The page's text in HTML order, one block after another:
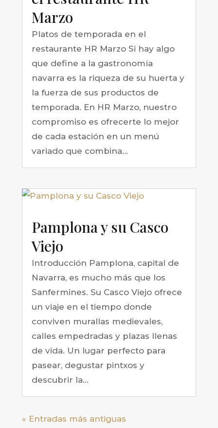
Marzo
Platos de temporada en el
restaurante HR Marzo Si hay algo
que define a la gastronomía
navarra es la riqueza de su huerta y
la fuerza de sus productos de
temporada. En HR Marzo, nuestro
compromiso es ofrecerte lo mejor
de cada estación en un menú
variado que combina...
Pamplona y su Casco
Viejo
Introducción Pamplona, capital de
Navarra, es mucho más que los
Sanfermines. Su Casco Viejo ofrece
un viaje en el tiempo donde
conviven murallas medievales,
calles empedradas y plazas llenas
de vida. Un lugar perfecto para
pasear, degustar pintxos y
descubrir la...
« Entradas más antiguas